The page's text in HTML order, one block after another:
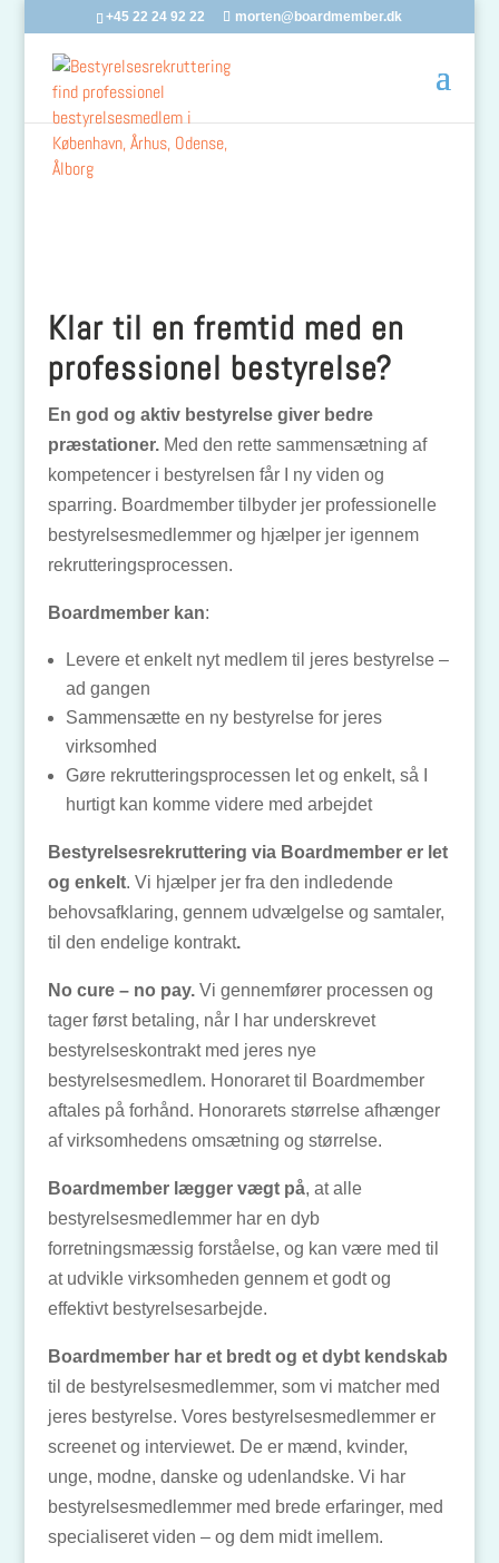
+45 22 24 92 22 morten@boardmember.dk
Klar til en fremtid med en
professionel bestyrelse?
En god og aktiv bestyrelse giver bedre
præstationer. Med den rette sammensætning af
kompetencer i bestyrelsen får I ny viden og
sparring. Boardmember tilbyder jer professionelle
bestyrelsesmedlemmer og hjælper jer igennem
rekrutteringsprocessen.
Boardmember kan:
Levere et enkelt nyt medlem til jeres bestyrelse –
ad gangen
Sammensætte en ny bestyrelse for jeres
virksomhed
Gøre rekrutteringsprocessen let og enkelt, så I
hurtigt kan komme videre med arbejdet
Bestyrelsesrekruttering via Boardmember er let
og enkelt. Vi hjælper jer fra den indledende
behovsafklaring, gennem udvælgelse og samtaler,
til den endelige kontrakt.
No cure – no pay.Vi gennemfører processen og
tager først betaling, når I har underskrevet
bestyrelseskontrakt med jeres nye
bestyrelsesmedlem. Honoraret til Boardmember
aftales på forhånd. Honorarets størrelse afhænger
af virksomhedens omsætning og størrelse.
Boardmember lægger vægt på, at alle
bestyrelsesmedlemmer har en dyb
forretningsmæssig forståelse, og kan være med til
at udvikle virksomheden gennem et godt og
effektivt bestyrelsesarbejde.
Boardmember har et bredt og et dybt kendskab
til de bestyrelsesmedlemmer, som vi matcher med
jeres bestyrelse. Vores bestyrelsesmedlemmer er
screenet og interviewet. De er mænd, kvinder,
unge, modne, danske og udenlandske. Vi har
bestyrelsesmedlemmer med brede erfaringer, med
specialiseret viden – og dem midt imellem.